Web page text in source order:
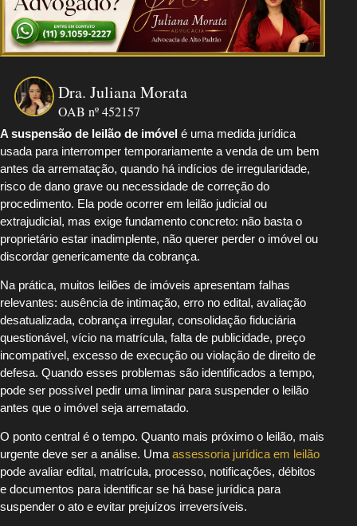
Dra. Juliana Morata
OAB nº 452157
A suspensão de leilão de imóvel é uma medida jurídica
usada para interromper temporariamente a venda de um bem
antes da arrematação, quando há indícios de irregularidade,
risco de dano grave ou necessidade de correção do
procedimento. Ela pode ocorrer em leilão judicial ou
extrajudicial, mas exige fundamento concreto: não basta o
proprietário estar inadimplente, não querer perder o imóvel ou
discordar genericamente da cobrança.
Na prática, muitos leilões de imóveis apresentam falhas
relevantes: ausência de intimação, erro no edital, avaliação
desatualizada, cobrança irregular, consolidação fiduciária
questionável, vício na matrícula, falta de publicidade, preço
incompatível, excesso de execução ou violação de direito de
defesa. Quando esses problemas são identificados a tempo,
pode ser possível pedir uma liminar para suspender o leilão
antes que o imóvel seja arrematado.
O ponto central é o tempo. Quanto mais próximo o leilão, mais
urgente deve ser a análise. Umaassessoria jurídica em leilão
pode avaliar edital, matrícula, processo, notificações, débitos
e documentos para identificar se há base jurídica para
suspender o ato e evitar prejuízos irreversíveis.